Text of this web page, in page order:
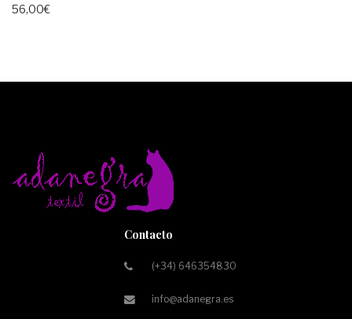
56,00€
Contacto
(+34) 646354830
info@adanegra.es